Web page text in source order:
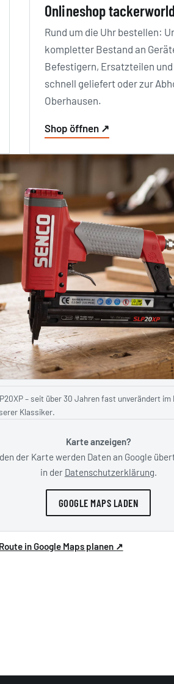
Onlineshop
Rund um die Uhr bestellen:
kompletter Bestand an
Befestigern, Ersatzteilen und
schnell geliefert oder zur
Oberhausen.
Shop öffnen ↗
– seit über 30 Jahren fast unverändert im
Klassiker.
Karte anzeigen?
der Karte werden Daten an Google
in der Datenschutzerklärung
GOOGLE MAPS LADEN
Route in Google Maps planen ↗